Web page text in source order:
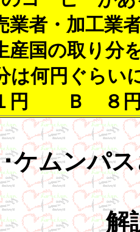
業者・加工業
産国の取り分
は何円ぐらい
円 Ｂ ８
･ケムンパ
解